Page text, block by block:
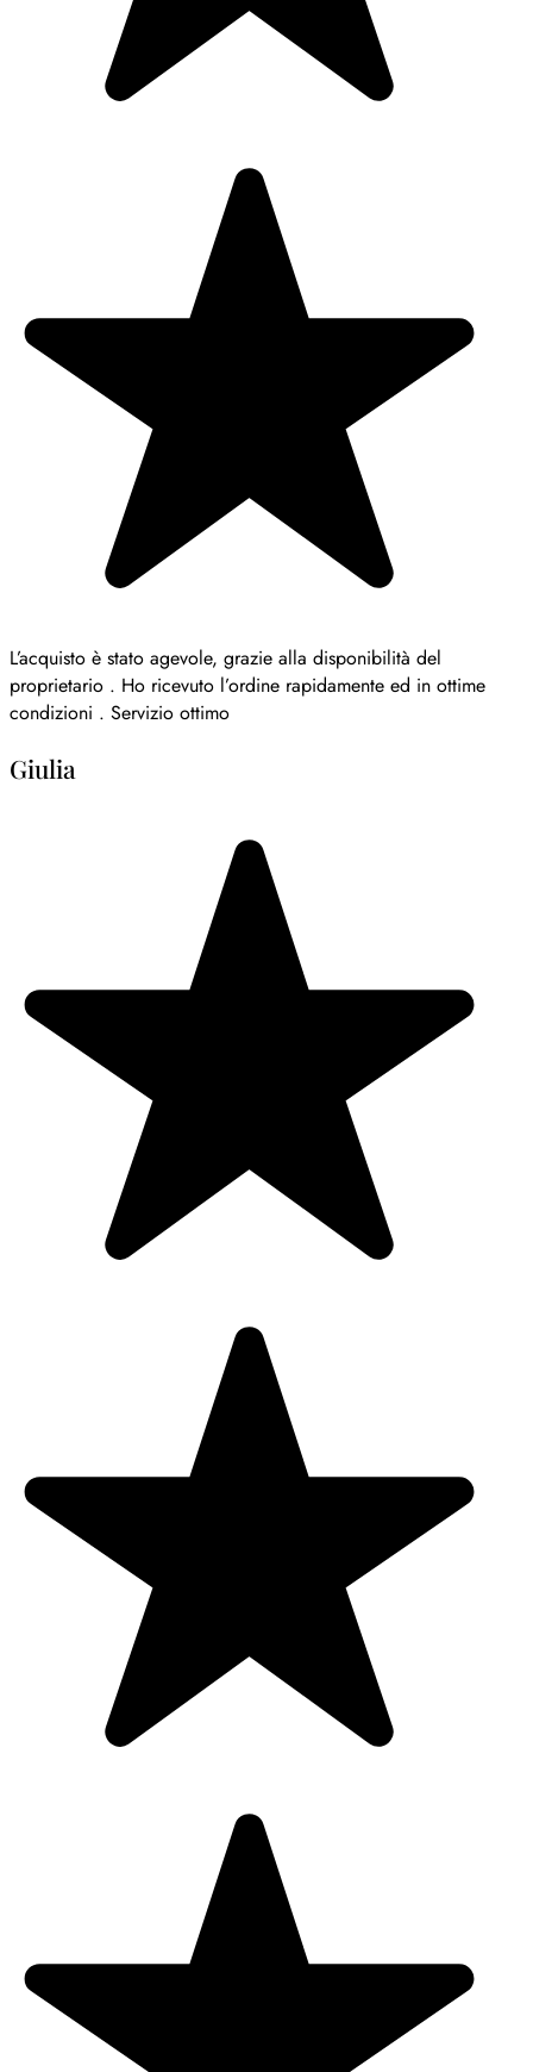
L’acquisto è stato agevole, grazie alla disponibilità del
proprietario . Ho ricevuto l’ordine rapidamente ed in ottime
condizioni . Servizio ottimo
Giulia